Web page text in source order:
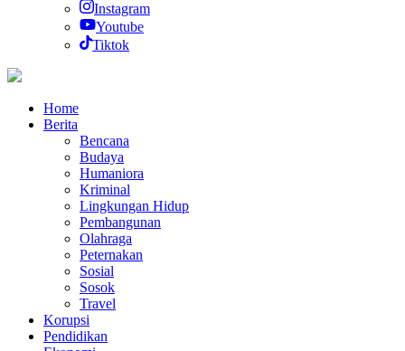
Instagram
Youtube
Tiktok
Home
Berita
Bencana
Budaya
Humaniora
Kriminal
Lingkungan Hidup
Pembangunan
Olahraga
Peternakan
Sosial
Sosok
Travel
Korupsi
Pendidikan